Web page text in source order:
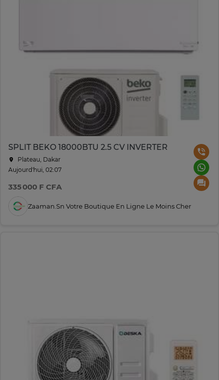
SPLIT BEKO 18000BTU 2.5 CV INVERTER
Plateau, Dakar
Aujourd'hui, 02:07
335 000 F CFA
Zaaman.sn Votre Boutique En Ligne Le Moins Cher